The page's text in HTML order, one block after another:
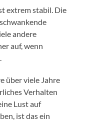
extrem stabil. Die
andere
auf, wenn
über viele Jahre
Verhalten
Lust auf
ist das ein